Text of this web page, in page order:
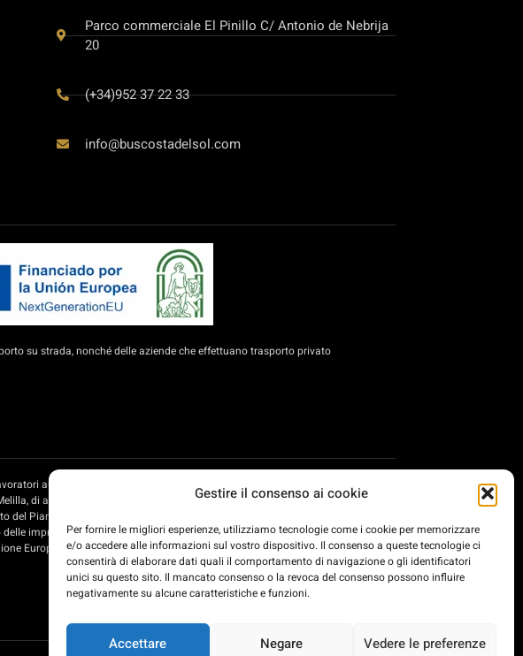
Gestire il consenso ai cookie
Per fornire le migliori esperienze, utilizziamo tecnologie come i cookie per memorizzare
e/o accedere alle informazioni sul vostro dispositivo. Il consenso a queste tecnologie ci
consentirà di elaborare dati quali il comportamento di navigazione o gli identificatori
unici su questo sito. Il mancato consenso o la revoca del consenso possono influire
negativamente su alcune caratteristiche e funzioni.
Accettare Negare Vedere le preferenze
Parco commerciale El Pinillo C/ Antonio de Nebrija
20
(+34)952 37 22 33
info@buscostadelsol.com
su strada, nonché delle aziende che effettuano trasporto privato
autonomi e alle PMI per l'ammodernamento del trasporto su strada,
di aiuti per l'ammodernamento delle imprese private di trasporto di
Piano di recupero, trasformazione e resilienza delle imprese di trasporto su
imprese private di trasporto passeggeri che forniscono servizi di trasporto su
Europea - Next Generation EU.